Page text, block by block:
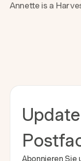
Annette is a
Abonnieren Sie